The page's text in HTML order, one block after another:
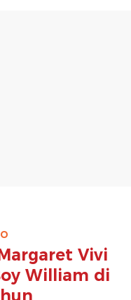
Vivi
William di